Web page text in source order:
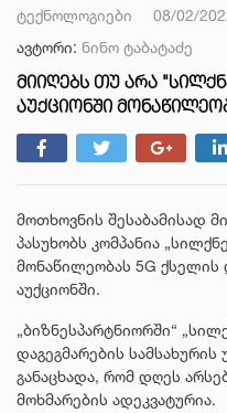
ტექნოლოგიები
08/02/
ავტორი: ნინო ტაბატაძე
ᲛᲘᲘᲦᲔᲑᲡ ᲗᲣ ᲐᲠᲐ
ᲐᲣᲥᲪᲘᲝᲜᲨᲘ
მოთხოვნის შესაბამისად
პასუხობს კომპანია
მონაწილეობას 5G ქსელის
აუქციონში.
„ბიზნესპარტნიორში“
დაგეგმარების
განაცხადა, რომ დღეს
მოხმარების ადეკვატურია.